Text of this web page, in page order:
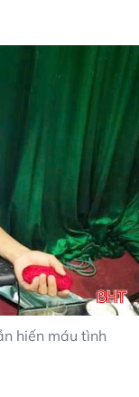
hiến máu tình